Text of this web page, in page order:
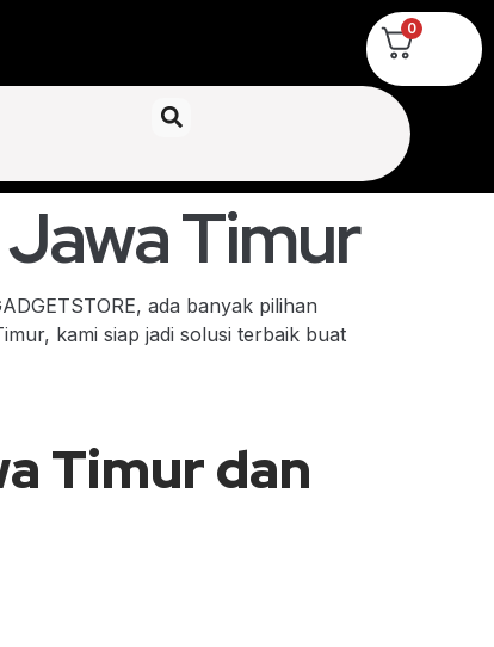
0
Timur
ada banyak pilihan
kami siap jadi solusi terbaik buat
Timur dan